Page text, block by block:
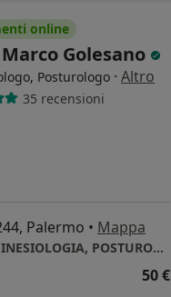
online
Golesano
Posturologo · Altro
35 recensioni
Palermo • Mappa
Dott. Golesano Marco - CHINESIOLOGIA, POSTUROLOGIA e PERSONAL TRAINING
50 €